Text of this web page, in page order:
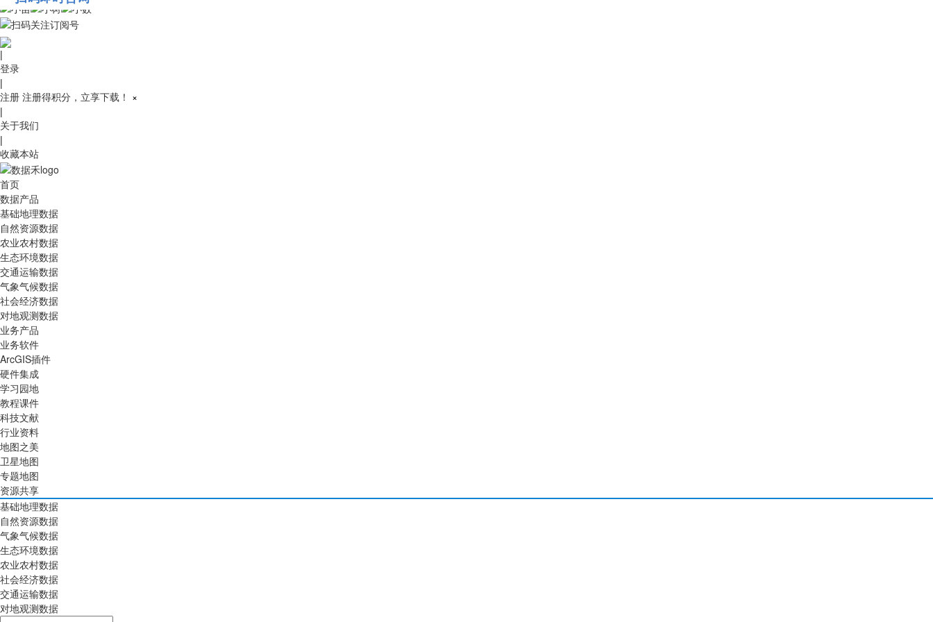
010-53689091
|
登录
|
注册 注册得积分，立享下载！ ×
|
关于我们
|
收藏本站
首页
数据产品
基础地理数据
自然资源数据
农业农村数据
生态环境数据
交通运输数据
气象气候数据
社会经济数据
对地观测数据
业务产品
业务软件
ArcGIS插件
硬件集成
学习园地
教程课件
科技文献
行业资料
地图之美
卫星地图
专题地图
资源共享
基础地理数据
自然资源数据
气象气候数据
生态环境数据
农业农村数据
社会经济数据
交通运输数据
对地观测数据